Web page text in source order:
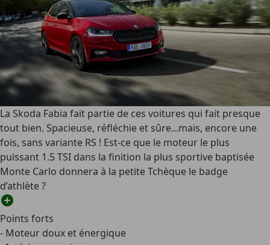
La Skoda Fabia fait partie de ces voitures qui fait presque
tout bien. Spacieuse, réfléchie et sûre...mais, encore une
fois, sans variante RS ! Est-ce que le moteur le plus
puissant 1.5 TSI dans la finition la plus sportive baptisée
Monte Carlo donnera à la petite Tchèque le badge
d’athlète ?
Points forts
- Moteur doux et énergique